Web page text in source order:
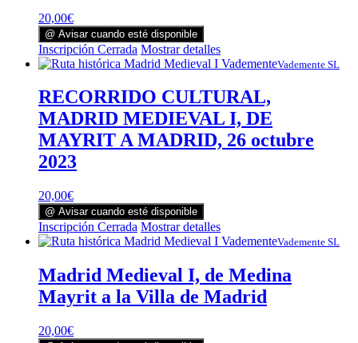
20,00€
@ Avisar cuando esté disponible
Inscripción Cerrada Mostrar detalles
Vademente SL
RECORRIDO CULTURAL,
MADRID MEDIEVAL I, DE
MAYRIT A MADRID, 26 octubre
2023
20,00€
@ Avisar cuando esté disponible
Inscripción Cerrada Mostrar detalles
Vademente SL
Madrid Medieval I, de Medina
Mayrit a la Villa de Madrid
20,00€